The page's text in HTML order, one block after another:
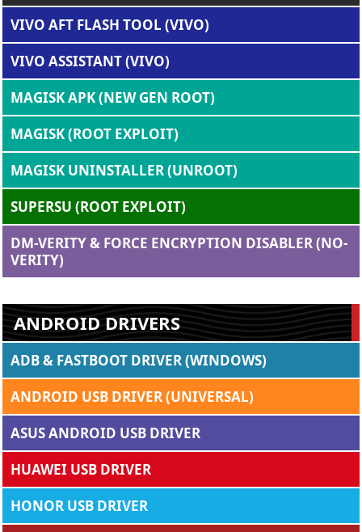
VIVO AFT FLASH TOOL (VIVO)
VIVO ASSISTANT (VIVO)
MAGISK APK (NEW GEN ROOT)
MAGISK (ROOT EXPLOIT)
MAGISK UNINSTALLER (UNROOT)
SUPERSU (ROOT EXPLOIT)
DM-VERITY & FORCE ENCRYPTION DISABLER (NO-
VERITY)
ANDROID DRIVERS
ADB & FASTBOOT DRIVER (WINDOWS)
ANDROID USB DRIVER (UNIVERSAL)
ASUS ANDROID USB DRIVER
HUAWEI USB DRIVER
HONOR USB DRIVER